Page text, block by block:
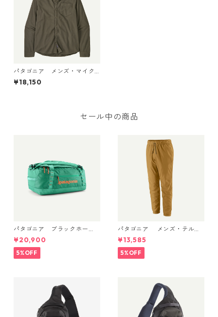
パタゴニア メンズ・マイク
ロ D・シャツ (カラー Basin G
reen) Patagonia Men's Micr
¥18,150
セール中の商品
パタゴニア ブラックホー
ル・ダッフル 40L Aqua Ston
e 49339 日本正規品
¥20,900
5%OFF
パタゴニア メンズ・テルボ
ンヌ・ジョガーズ (カラー Bo
bcat Brown) Patagonia Me
n's Terrebonne Trail Jogger
s 日本正規品 製品番号 2454
¥13,585
5%OFF